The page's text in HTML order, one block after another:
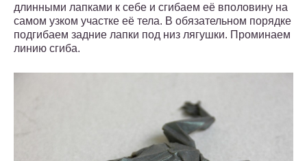
длинными лапками к себе и сгибаем её вполовину на
самом узком участке её тела. В обязательном порядке
подгибаем задние лапки под низ лягушки. Проминаем
линию сгиба.